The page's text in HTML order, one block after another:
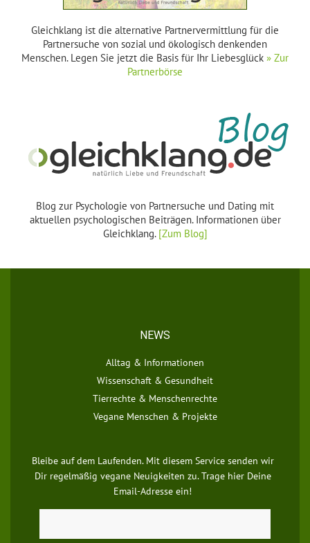
Gleichklang ist die alternative Partnervermittlung für die
Partnersuche von sozial und ökologisch denkenden
Menschen. Legen Sie jetzt die Basis für Ihr Liebesglück » Zur
Partnerbörse
Blog zur Psychologie von Partnersuche und Dating mit
aktuellen psychologischen Beiträgen. Informationen über
Gleichklang. [Zum Blog]
NEWS
Alltag & Informationen
Wissenschaft & Gesundheit
Tierrechte & Menschenrechte
Vegane Menschen & Projekte
Bleibe auf dem Laufenden. Mit diesem Service senden wir
Dir regelmäßig vegane Neuigkeiten zu. Trage hier Deine
Email-Adresse ein!